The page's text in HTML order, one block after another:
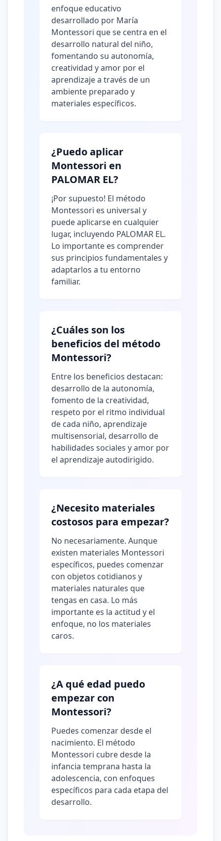
enfoque educativo
desarrollado por María
Montessori que se centra en el
desarrollo natural del niño,
fomentando su autonomía,
creatividad y amor por el
aprendizaje a través de un
ambiente preparado y
materiales específicos.
¿Puedo aplicar
Montessori en
PALOMAR EL?
¡Por supuesto! El método
Montessori es universal y
puede aplicarse en cualquier
lugar, incluyendo PALOMAR EL.
Lo importante es comprender
sus principios fundamentales y
adaptarlos a tu entorno
familiar.
¿Cuáles son los
beneficios del método
Montessori?
Entre los beneficios destacan:
desarrollo de la autonomía,
fomento de la creatividad,
respeto por el ritmo individual
de cada niño, aprendizaje
multisensorial, desarrollo de
habilidades sociales y amor por
el aprendizaje autodirigido.
¿Necesito materiales
costosos para empezar?
No necesariamente. Aunque
existen materiales Montessori
específicos, puedes comenzar
con objetos cotidianos y
materiales naturales que
tengas en casa. Lo más
importante es la actitud y el
enfoque, no los materiales
caros.
¿A qué edad puedo
empezar con
Montessori?
Puedes comenzar desde el
nacimiento. El método
Montessori cubre desde la
infancia temprana hasta la
adolescencia, con enfoques
específicos para cada etapa del
desarrollo.